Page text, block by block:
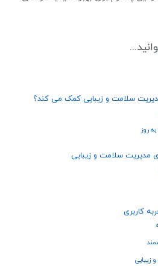
سلامت و زیبایی کمک می کند؟
روز
مدیریت سلامت و زیبایی
کاربری
زیبایی